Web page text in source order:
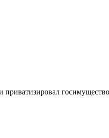
и приватизировал